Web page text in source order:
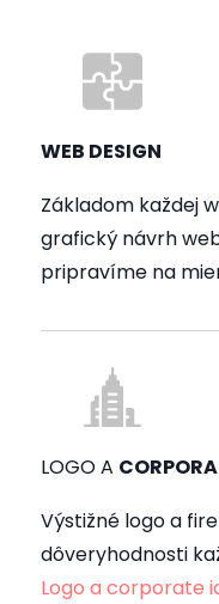
WEB DESIGN
Základom každej
grafický návrh
pripravíme na
LOGO A
Výstižné logo a
dôveryhodnosti
Logo a corporate